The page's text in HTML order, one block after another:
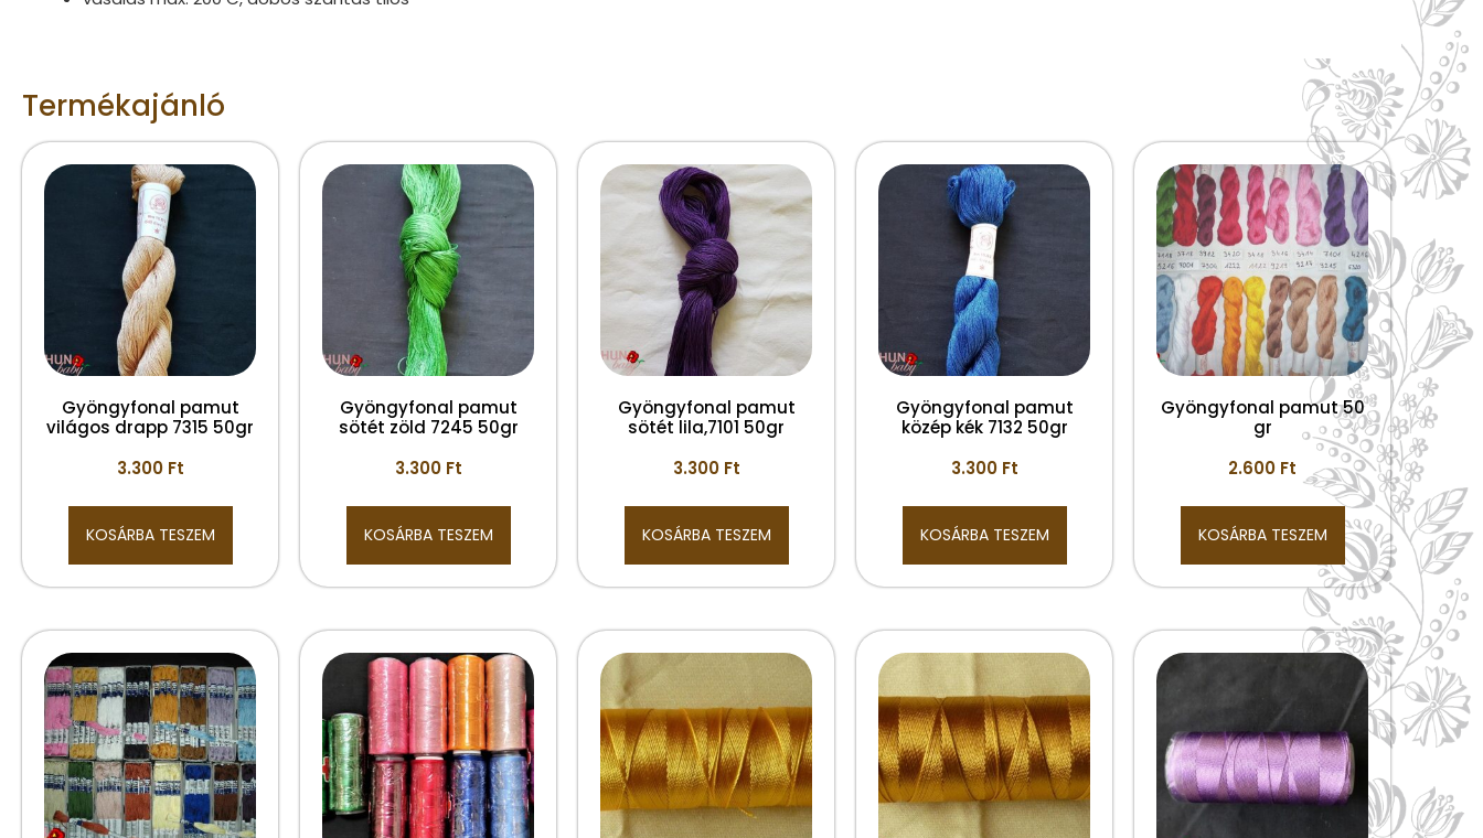
Termékajánló
Gyöngyfonal pamut
világos drapp 7315 50gr
3.300 Ft
KOSÁRBA TESZEM
Gyöngyfonal pamut
sötét zöld 7245 50gr
3.300 Ft
KOSÁRBA TESZEM
Gyöngyfonal pamut
sötét lila,7101 50gr
3.300 Ft
KOSÁRBA TESZEM
Gyöngyfonal pamut
közép kék 7132 50gr
3.300 Ft
KOSÁRBA TESZEM
Gyöngyfonal pamut 50
gr
2.600 Ft
KOSÁRBA TESZEM